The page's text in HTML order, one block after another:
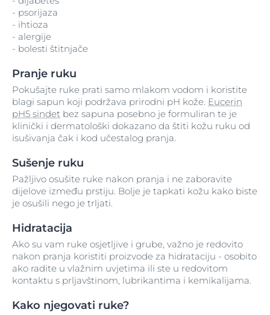
- psorijaza
- ihtioza
- alergije
- bolesti štitnjače
Pranje ruku
Pokušajte ruke prati samo mlakom vodom i koristite
blagi sapun koji podržava prirodni pH kože. Eucerin
pH5 sindet bez sapuna posebno je formuliran te je
klinički i dermatološki dokazano da štiti kožu ruku od
isušivanja čak i kod učestalog pranja.
Sušenje ruku
Pažljivo osušite ruke nakon pranja i ne zaboravite
dijelove između prstiju. Bolje je tapkati kožu kako biste
je osušili nego je trljati.
Hidratacija
Ako su vam ruke osjetljive i grube, važno je redovito
nakon pranja koristiti proizvode za hidrataciju - osobito
ako radite u vlažnim uvjetima ili ste u redovitom
kontaktu s prljavštinom, lubrikantima i kemikalijama.
Kako njegovati ruke?